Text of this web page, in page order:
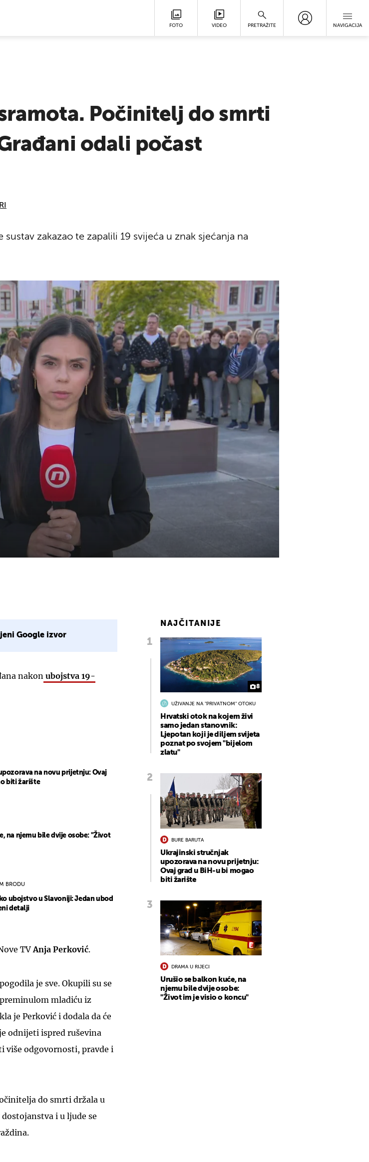
FOTO VIDEO PRETRAŽITE NAVIGACIJA
Počinitelj do smrti
odali počast
zakazao te zapalili 19 svijeća u znak sjećanja na
Google izvor
nakon ubojstva 19-
na novu prijetnju: Ovaj
biti žarište
na njemu bile dvije osobe: "Život
BRODU
ubojstvo u Slavoniji: Jedan ubod
detalji
TVAnja Perković.
je sve. Okupili su se
mladiću iz
je Perković i dodala da će
odnijeti ispred ruševina
više odgovornosti, pravde i
do smrti držala u
i u ljude se
NAJČITANIJE
8
UŽIVANJE NA "PRIVATNOM" OTOKU
Hrvatski otok na kojem živi
samo jedan stanovnik:
Ljepotan koji je diljem svijeta
poznat po svojem "bijelom
zlatu"
BURE BARUTA
Ukrajinski stručnjak
upozorava na novu prijetnju:
Ovaj grad u BiH-u bi mogao
biti žarište
DRAMA U RIJECI
Urušio se balkon kuće, na
njemu bile dvije osobe:
"Život im je visio o koncu"